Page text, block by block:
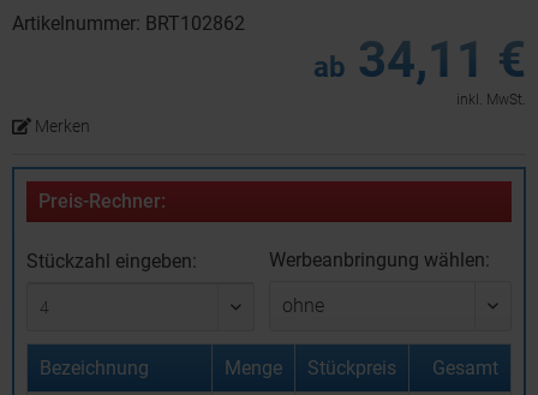
Artikelnummer: BRT102862
ab 34,11 €
inkl. MwSt.
Merken
Preis-Rechner:
Stückzahl eingeben: Werbeanbringung wählen:
Bezeichnung Menge Stückpreis Gesamt